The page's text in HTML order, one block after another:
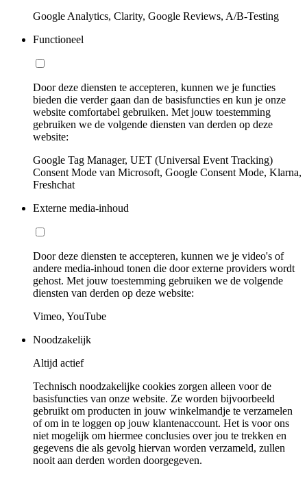
Google Analytics, Clarity, Google Reviews, A/B-Testing
Functioneel
Door deze diensten te accepteren, kunnen we je functies
bieden die verder gaan dan de basisfuncties en kun je onze
website comfortabel gebruiken. Met jouw toestemming
gebruiken we de volgende diensten van derden op deze
website:
Google Tag Manager, UET (Universal Event Tracking)
Consent Mode van Microsoft, Google Consent Mode, Klarna,
Freshchat
Externe media-inhoud
Door deze diensten te accepteren, kunnen we je video's of
andere media-inhoud tonen die door externe providers wordt
gehost. Met jouw toestemming gebruiken we de volgende
diensten van derden op deze website:
Vimeo, YouTube
Noodzakelijk
Altijd actief
Technisch noodzakelijke cookies zorgen alleen voor de
basisfuncties van onze website. Ze worden bijvoorbeeld
gebruikt om producten in jouw winkelmandje te verzamelen
of om in te loggen op jouw klantenaccount. Het is voor ons
niet mogelijk om hiermee conclusies over jou te trekken en
gegevens die als gevolg hiervan worden verzameld, zullen
nooit aan derden worden doorgegeven.